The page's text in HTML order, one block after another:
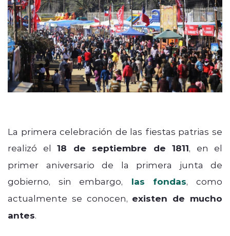
La primera celebración de las fiestas patrias se
realizó el 18 de septiembre de 1811, en el
primer aniversario de la primera junta de
gobierno, sin embargo, las fondas, como
actualmente se conocen, existen de mucho
antes.